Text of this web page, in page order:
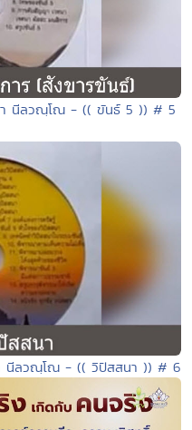
นีลวณฺโณ - (( ขันธ์ 5 )) # 5
นีลวณฺโณ - (( วิปัสสนา )) # 6